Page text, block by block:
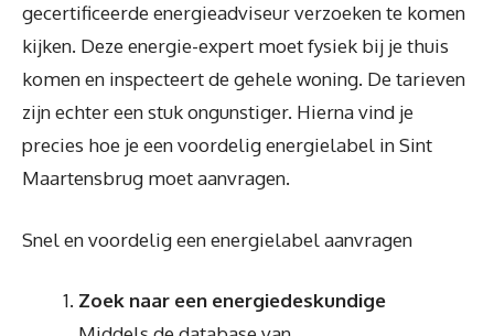
gecertificeerde energieadviseur verzoeken te komen
kijken. Deze energie-expert moet fysiek bij je thuis
komen en inspecteert de gehele woning. De tarieven
zijn echter een stuk ongunstiger. Hierna vind je
precies hoe je een voordelig energielabel in Sint
Maartensbrug moet aanvragen.
Snel en voordelig een energielabel aanvragen
Zoek naar een energiedeskundige